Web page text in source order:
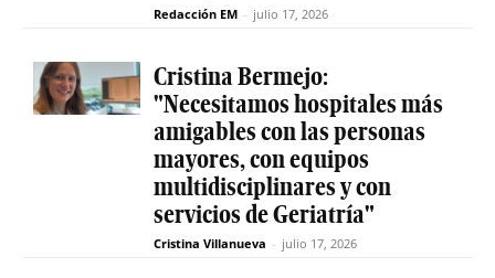
Redacción EM - julio 17, 2026
Cristina Bermejo:
"Necesitamos hospitales más
amigables con las personas
mayores, con equipos
multidisciplinares y con
servicios de Geriatría"
Cristina Villanueva - julio 17, 2026